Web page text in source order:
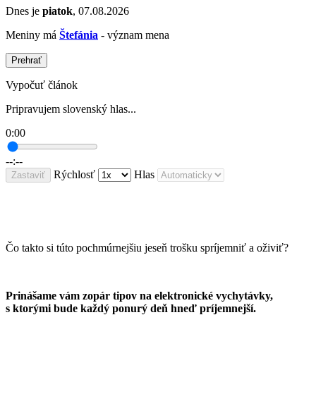
Dnes je piatok, 07.08.2026
Meniny má Štefánia - význam mena
Prehrať
Vypočuť článok
Pripravujem slovenský hlas...
0:00
--:--
Zastaviť Rýchlosť Hlas
Čo takto si túto pochmúrnejšiu jeseň trošku spríjemniť a oživiť?
Prinášame vám zopár tipov na elektronické vychytávky,
s ktorými bude každý ponurý deň hneď príjemnejší.